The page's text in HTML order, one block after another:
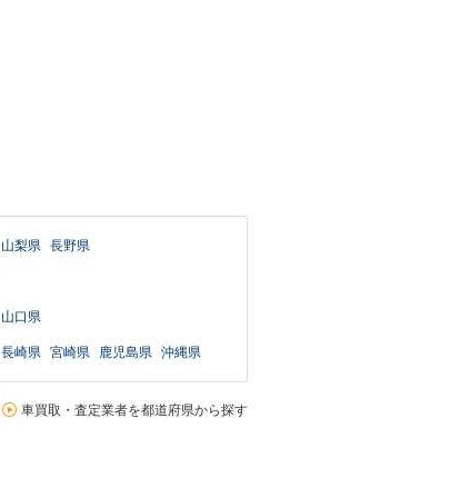
山梨県 長野県
山口県
長崎県 宮崎県 鹿児島県 沖縄県
車買取・査定業者を都道府県から探す